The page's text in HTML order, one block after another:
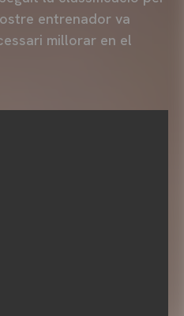
entrenador va
millorar en el